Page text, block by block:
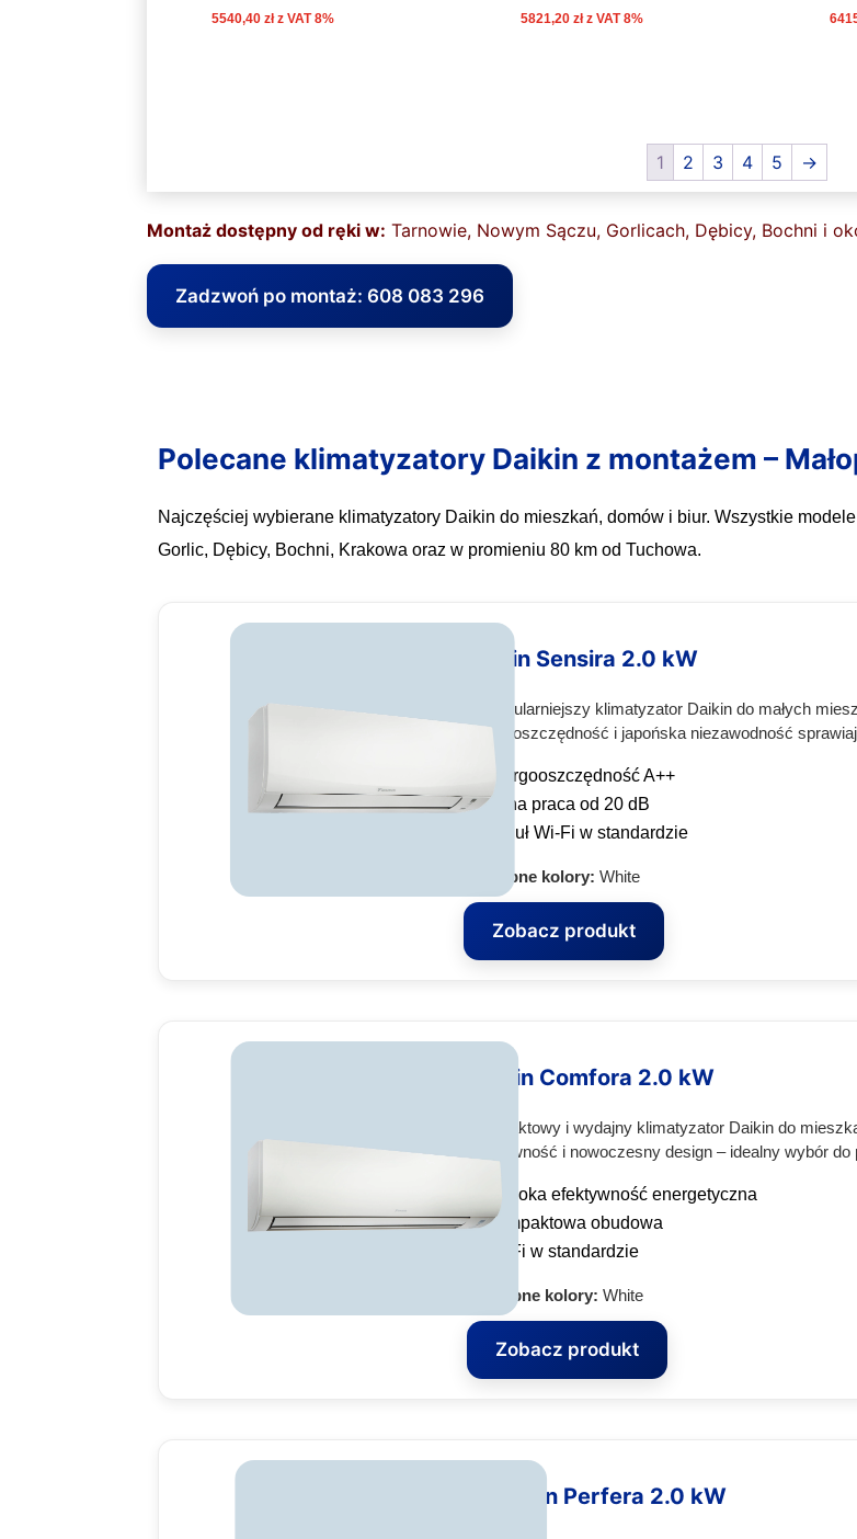
5540,40 zł z VAT 8% 5821,20 zł z VAT 8%
1 2 3 4 5 →
Montaż dostępny od ręki w: Tarnowie, Nowym Sączu, Gorlicach, Dębicy, Bochni i
Zadzwoń po montaż: 608 083 296
Polecane klimatyzatory Daikin z montażem –
Najczęściej wybierane klimatyzatory Daikin do mieszkań, domów i biur. Wszystkie
Gorlic, Dębicy, Bochni, Krakowa oraz w promieniu 80 km od Tuchowa.
Daikin Sensira 2.0 kW
Najpopularniejszy klimatyzator Daikin do małych
energooszczędność i japońska niezawodność
Energooszczędność A++
Cicha praca od 20 dB
Moduł Wi‑Fi w standardzie
Dostępne kolory: White
Zobacz produkt
Daikin Comfora 2.0 kW
Kompaktowy i wydajny klimatyzator Daikin do
efektywność i nowoczesny design – idealny wybór
Wysoka efektywność energetyczna
Kompaktowa obudowa
Wi‑Fi w standardzie
Dostępne kolory: White
Zobacz produkt
Daikin Perfera 2.0 kW